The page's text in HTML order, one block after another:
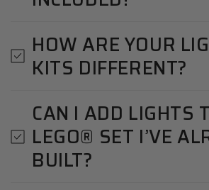
HOW ARE YOUR
KITS DIFFERENT?
CAN I ADD LIGHTS
LEGO® SET I’VE
BUILT?